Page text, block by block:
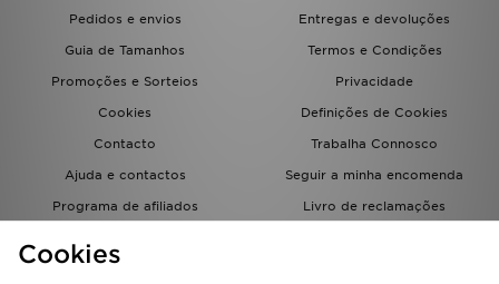
Pedidos e envios
Entregas e devoluções
Guia de Tamanhos
Termos e Condições
Promoções e Sorteios
Privacidade
Cookies
Definições de Cookies
Contacto
Trabalha Connosco
Ajuda e contactos
Seguir a minha encomenda
Programa de afiliados
Livro de reclamações
Cookies